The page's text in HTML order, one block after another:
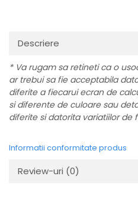
Descriere
* Va rugam sa retineti ca o
ar trebui sa fie acceptabila
diferite a fiecarui ecran de
si diferente de culoare sau
diferite si datorita variatiilor de
Informatii conformitate produs
Review-uri (0)